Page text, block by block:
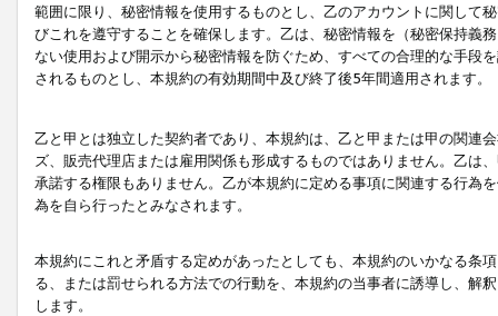
範囲に限り、秘密情報を使用するものとし、乙のアカウントに関して
びこれを遵守することを確保します。乙は、秘密情報を（秘密保持義
ない使用および開示から秘密情報を防ぐため、すべての合理的な手段
されるものとし、本規約の有効期間中及び終了後5年間適用されます。
乙と甲とは独立した契約者であり、本規約は、乙と甲または甲の関連
ズ、販売代理店または雇用関係も形成するものではありません。乙は
承諾する権限もありません。乙が本規約に定める事項に関連する行為
為を自ら行ったとみなされます。
本規約にこれと矛盾する定めがあったとしても、本規約のいかなる条
る、または罰せられる方法での行動を、本規約の当事者に誘導し、解
します。